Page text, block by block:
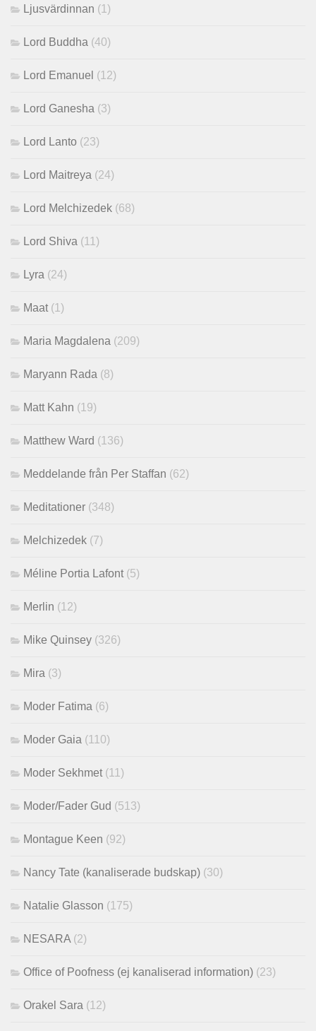
Ljusvärdinnan (1)
Lord Buddha (40)
Lord Emanuel (12)
Lord Ganesha (3)
Lord Lanto (23)
Lord Maitreya (24)
Lord Melchizedek (68)
Lord Shiva (11)
Lyra (24)
Maat (1)
Maria Magdalena (209)
Maryann Rada (8)
Matt Kahn (19)
Matthew Ward (136)
Meddelande från Per Staffan (62)
Meditationer (348)
Melchizedek (7)
Méline Portia Lafont (5)
Merlin (12)
Mike Quinsey (326)
Mira (3)
Moder Fatima (6)
Moder Gaia (110)
Moder Sekhmet (11)
Moder/Fader Gud (513)
Montague Keen (92)
Nancy Tate (kanaliserade budskap) (30)
Natalie Glasson (175)
NESARA (2)
Office of Poofness (ej kanaliserad information) (23)
Orakel Sara (12)